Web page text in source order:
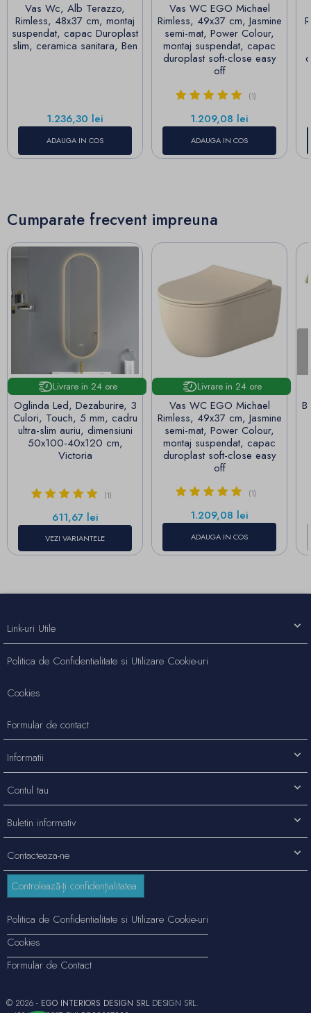
Vas Wc, Alb Terazzo,
Rimless, 48x37 cm, montaj
suspendat, capac Duroplast
slim, ceramica sanitara, Ben
Pret
1.236,30 lei
ADAUGA IN COS
Vas WC EGO Michael
Rimless, 49x37 cm, Jasmine
semi-mat, Power Colour,
montaj suspendat, capac
duroplast soft-close easy
off
(1)
Pret
1.209,08 lei
ADAUGA IN COS
Cumparate frecvent impreuna
Livrare in 24 ore
Oglinda Led, Dezaburire, 3
Culori, Touch, 5 mm, cadru
ultra-slim auriu, dimensiuni
50x100-40x120 cm,
Victoria
(1)
Pret
611,67 lei
VEZI VARIANTELE
Livrare in 24 ore
Vas WC EGO Michael
Rimless, 49x37 cm, Jasmine
semi-mat, Power Colour,
montaj suspendat, capac
duroplast soft-close easy
off
(1)
Pret
1.209,08 lei
ADAUGA IN COS
Contacteaza-ne
Link-uri Utile
Politica de Confidentialitate si Utilizare Cookie-uri
Cookies
Formular de contact
Informatii
Contul tau
Buletin informativ
Controlează-ți confidențialitatea
Politica de Confidentialitate si Utilizare Cookie-uri
Cookies
Formular de Contact
© 2026 - EGO INTERIORS DESIGN SRLDESIGN SRL.